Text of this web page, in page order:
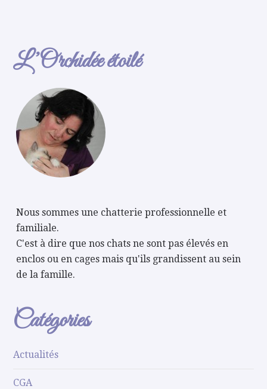
L’Orchidée étoilé
Nous sommes une chatterie professionnelle et
familiale.
C'est à dire que nos chats ne sont pas élevés en
enclos ou en cages mais qu'ils grandissent au sein
de la famille.
Catégories
Actualités
CGA